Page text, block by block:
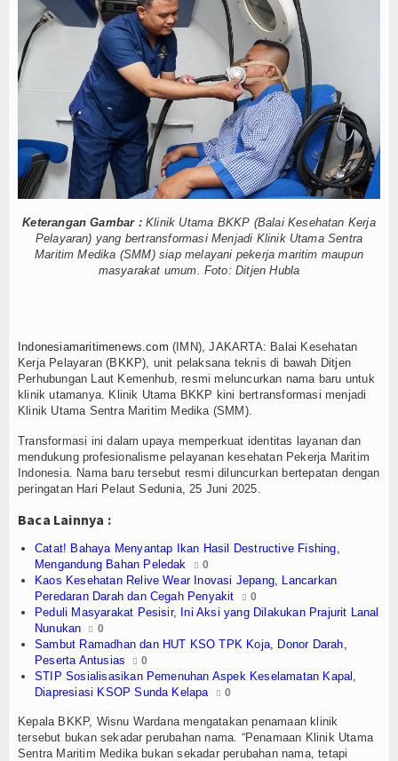
Hankam
Hukum
Internasional
Kelautan dan Perikanan
Kesehatan
Logistik
News
Olahraga
Perhubungan
Religi
Opini
Pelabuhan
Politik
Seni & Budaya
Sorot
Tokoh
TPK Operasikan Alat Pemindai Peti Kemas Ekspor
Produksi dan Tata Kelola
Kerang Dara di Bangka Belitung
Pindar Inklusi Keuangan, dan Perlindungan Publik
Energi hingga Ketahanan Pangan
dan Gelak Tawa
Operasikan Alat Pemindai Peti Kemas Ekspor
Evakuasi ABK
5 Motor Harley Pretelan dari China
K3 Menyentuh Esensi Perlindungan Nyawa
Produksi dan Tata Kelola
Kerang Dara di Bangka Belitung
Pindar Inklusi Keuangan, dan Perlindungan Publik
Evakuasi ABK
Keterangan Gambar :Klinik Utama BKKP (Balai Kesehatan Kerja
Pelayaran) yang bertransformasi Menjadi Klinik Utama Sentra
Maritim Medika (SMM) siap melayani pekerja maritim maupun
masyarakat umum. Foto: Ditjen Hubla
Indonesiamaritimenews.com (IMN), JAKARTA: Balai Kesehatan
Kerja Pelayaran (BKKP), unit pelaksana teknis di bawah Ditjen
Perhubungan Laut Kemenhub, resmi meluncurkan nama baru untuk
klinik utamanya. Klinik Utama BKKP kini bertransformasi menjadi
Klinik Utama Sentra Maritim Medika (SMM).
Transformasi ini dalam upaya memperkuat identitas layanan dan
mendukung profesionalisme pelayanan kesehatan Pekerja Maritim
Indonesia. Nama baru tersebut resmi diluncurkan bertepatan dengan
peringatan Hari Pelaut Sedunia, 25 Juni 2025.
Baca Lainnya :
Catat! Bahaya Menyantap Ikan Hasil Destructive Fishing,
Mengandung Bahan Peledak
0
Kaos Kesehatan Relive Wear Inovasi Jepang, Lancarkan
Peredaran Darah dan Cegah Penyakit
0
Peduli Masyarakat Pesisir, Ini Aksi yang Dilakukan Prajurit Lanal
Nunukan
0
Sambut Ramadhan dan HUT KSO TPK Koja, Donor Darah,
Peserta Antusias
0
STIP Sosialisasikan Pemenuhan Aspek Keselamatan Kapal,
Diapresiasi KSOP Sunda Kelapa
0
Kepala BKKP, Wisnu Wardana mengatakan penamaan klinik
tersebut bukan sekadar perubahan nama. “Penamaan Klinik Utama
Sentra Maritim Medika bukan sekadar perubahan nama, tetapi